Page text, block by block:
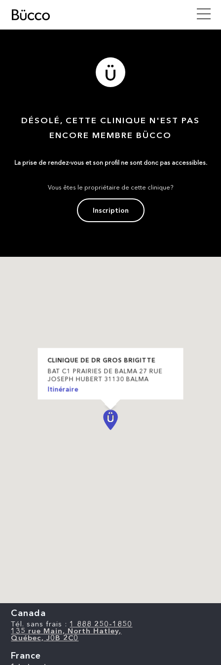
DÉSOLÉ, CETTE CLINIQUE N'EST PAS
ENCORE MEMBRE BÜCCO
La prise de rendez-vous et son profil ne sont donc pas accessibles.
Vous êtes le propriétaire de cette clinique?
Inscription
CLINIQUE DE DR GROS BRIGITTE
BAT C1 PRAIRIES DE BALMA 27 RUE
JOSEPH HUBERT 31130 BALMA
Itinéraire
Canada
Tél. sans frais : 1 888 250-1850
135 rue Main, North Hatley,
Québec, J0B 2C0
France